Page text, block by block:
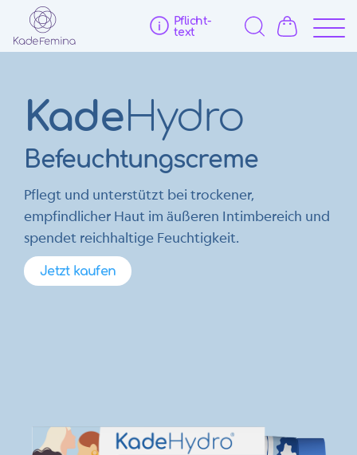
Pflicht­
text
KadeHydro
Befeuchtungscreme
Pflegt und unterstützt bei trockener,
empfindlicher Haut im äußeren Intimbereich und
spendet reichhaltige Feuchtigkeit.
Jetzt kaufen